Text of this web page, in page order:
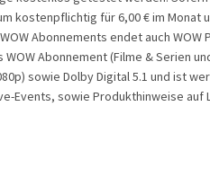
kostenpflichtig für 6,00 € im Monat
Abonnements endet auch WOW
Abonnement (Filme & Serien
sowie Dolby Digital 5.1 und ist
Events, sowie Produkthinweise auf